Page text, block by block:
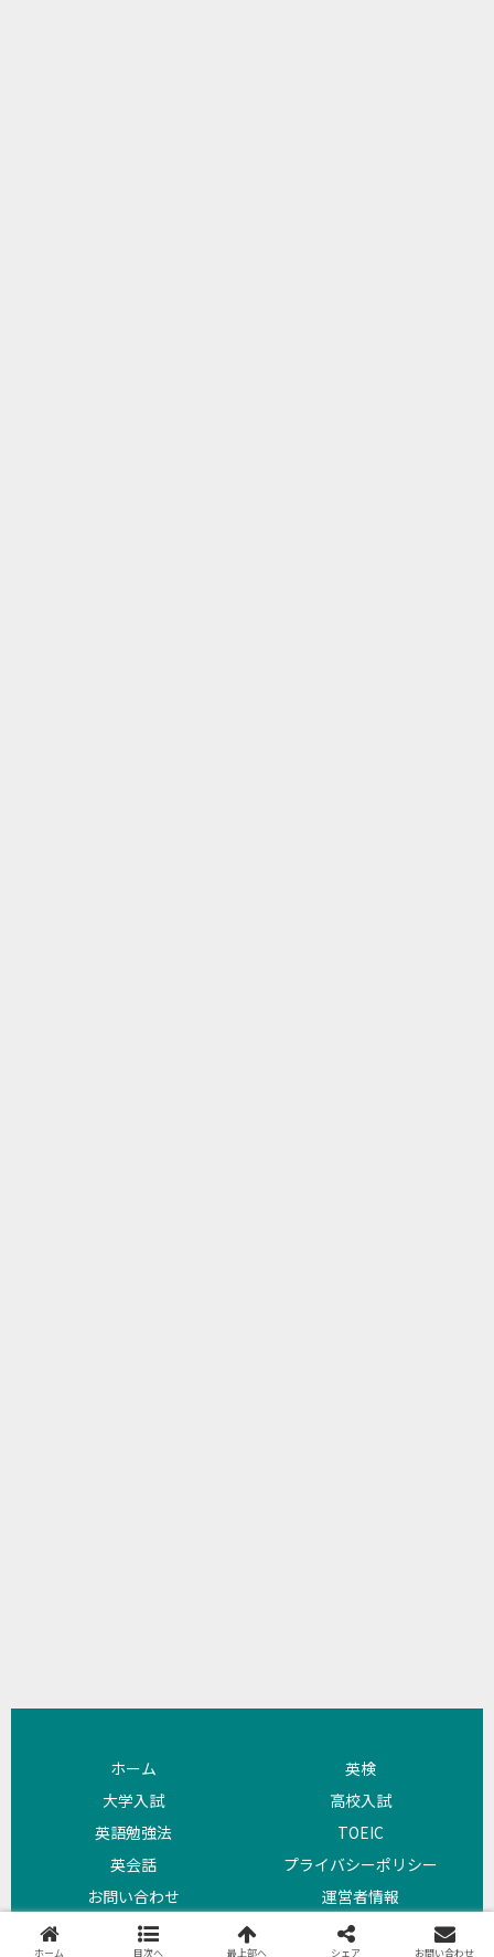
ホーム
英検
大学入試
高校入試
英語勉強法
TOEIC
英会話
プライバシーポリシー
お問い合わせ
運営者情報
Copyright © 2018 よびめも All Rights Reserved.
ホーム 目次へ 最上部へ シェア お問い合わせ